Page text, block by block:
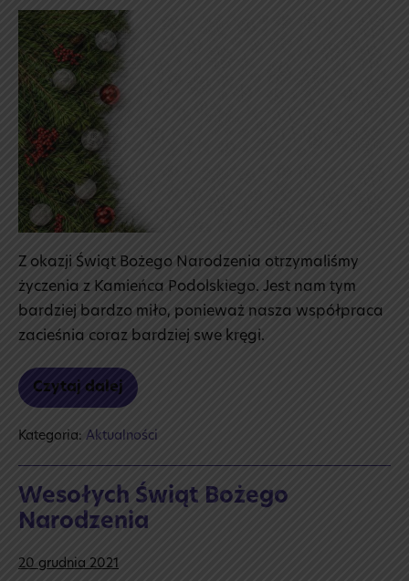
Kamieniec
Podolski
Z okazji Świąt Bożego Narodzenia otrzymaliśmy
życzenia z Kamieńca Podolskiego. Jest nam tym
bardziej bardzo miło, ponieważ nasza współpraca
zacieśnia coraz bardziej swe kręgi.
Czytaj dalej
Kamieniec
Podolski
Kategoria: Aktualności
Wesołych Świąt Bożego
Narodzenia
20 grudnia 2021